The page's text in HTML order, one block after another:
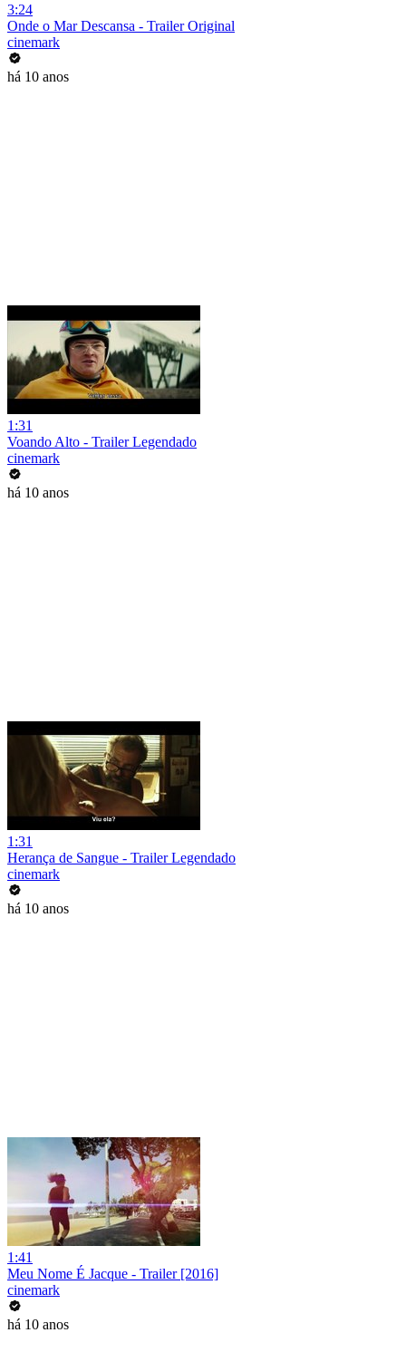
3:24
Onde o Mar Descansa - Trailer Original
cinemark
há 10 anos
1:31
Voando Alto - Trailer Legendado
cinemark
há 10 anos
1:31
Herança de Sangue - Trailer Legendado
cinemark
há 10 anos
1:41
Meu Nome É Jacque - Trailer [2016]
cinemark
há 10 anos